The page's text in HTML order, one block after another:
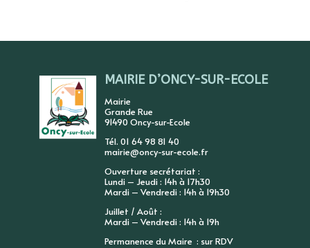
MAIRIE D’ONCY-SUR-ECOLE
Mairie
Grande Rue
91490 Oncy-sur-Ecole
Tél. 01 64 98 81 40
mairie@oncy-sur-ecole.fr
Ouverture secrétariat :
Lundi – Jeudi : 14h à 17h30
Mardi – Vendredi : 14h à 19h30
Juillet / Août :
Mardi – Vendredi : 14h à 19h
Permanence du Maire : sur RDV